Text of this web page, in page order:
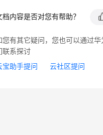
档内容是否对您有帮助？
您有其它疑问，您也可以通过
联系探讨
宝助手提问
云社区提问